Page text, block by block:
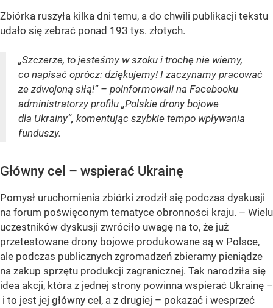
Zbiórka ruszyła kilka dni temu, a do chwili publikacji tekstu
udało się zebrać ponad 193 tys. złotych.
„Szczerze, to jesteśmy w szoku i trochę nie wiemy,
co napisać oprócz: dziękujemy! I zaczynamy pracować
ze zdwojoną siłą!” – poinformowali na Facebooku
administratorzy profilu „Polskie drony bojowe
dla Ukrainy”, komentując szybkie tempo wpływania
funduszy.
Główny cel – wspierać Ukrainę
Pomysł uruchomienia zbiórki zrodził się podczas dyskusji
na forum poświęconym tematyce obronności kraju. – Wielu
uczestników dyskusji zwróciło uwagę na to, że już
przetestowane drony bojowe produkowane są w Polsce,
ale podczas publicznych zgromadzeń zbieramy pieniądze
na zakup sprzętu produkcji zagranicznej. Tak narodziła się
idea akcji, która z jednej strony powinna wspierać Ukrainę –
i to jest jej główny cel, a z drugiej – pokazać i wesprzeć